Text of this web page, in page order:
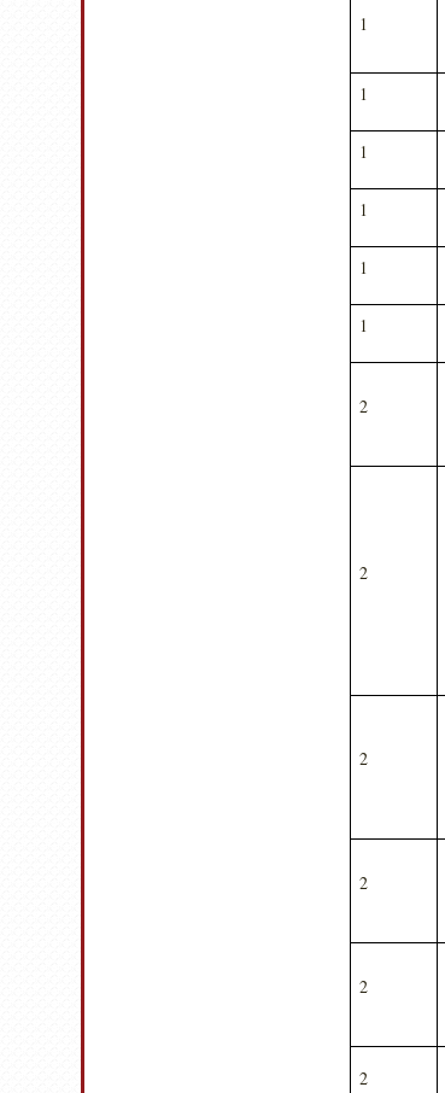
1
1
1
1
1
1
2
2
2
2
2
2